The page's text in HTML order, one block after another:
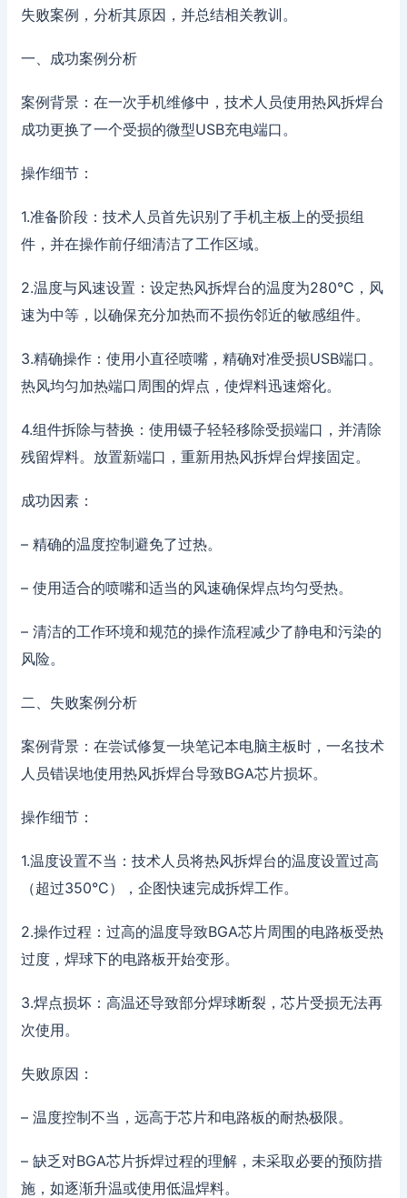
失败案例，分析其原因，并总结相关教训。
一、成功案例分析
案例背景：在一次手机维修中，技术人员使用热风拆焊台
成功更换了一个受损的微型USB充电端口。
操作细节：
1.准备阶段：技术人员首先识别了手机主板上的受损组
件，并在操作前仔细清洁了工作区域。
2.温度与风速设置：设定热风拆焊台的温度为280°C，风
速为中等，以确保充分加热而不损伤邻近的敏感组件。
3.精确操作：使用小直径喷嘴，精确对准受损USB端口。
热风均匀加热端口周围的焊点，使焊料迅速熔化。
4.组件拆除与替换：使用镊子轻轻移除受损端口，并清除
残留焊料。放置新端口，重新用热风拆焊台焊接固定。
成功因素：
– 精确的温度控制避免了过热。
– 使用适合的喷嘴和适当的风速确保焊点均匀受热。
– 清洁的工作环境和规范的操作流程减少了静电和污染的
风险。
二、失败案例分析
案例背景：在尝试修复一块笔记本电脑主板时，一名技术
人员错误地使用热风拆焊台导致BGA芯片损坏。
操作细节：
1.温度设置不当：技术人员将热风拆焊台的温度设置过高
（超过350°C），企图快速完成拆焊工作。
2.操作过程：过高的温度导致BGA芯片周围的电路板受热
过度，焊球下的电路板开始变形。
3.焊点损坏：高温还导致部分焊球断裂，芯片受损无法再
次使用。
失败原因：
– 温度控制不当，远高于芯片和电路板的耐热极限。
– 缺乏对BGA芯片拆焊过程的理解，未采取必要的预防措
施，如逐渐升温或使用低温焊料。